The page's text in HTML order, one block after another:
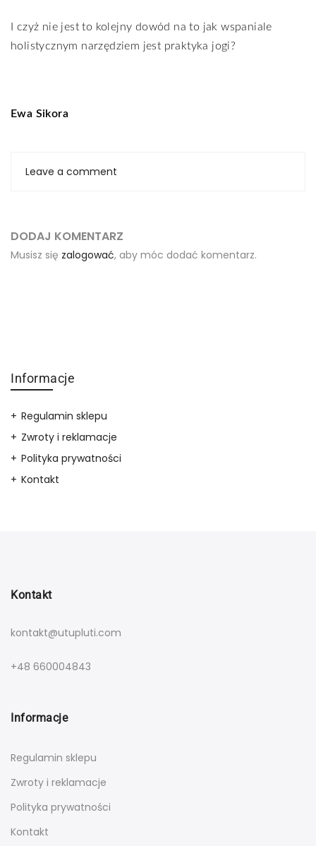
I czyż nie jest to kolejny dowód na to jak wspaniale
holistycznym narzędziem jest praktyka jogi?
Ewa Sikora
Leave a comment
DODAJ KOMENTARZ
Musisz się zalogować, aby móc dodać komentarz.
Informacje
Regulamin sklepu
Zwroty i reklamacje
Polityka prywatności
Kontakt
Kontakt
kontakt@utupluti.com
+48 660004843
Informacje
Regulamin sklepu
Zwroty i reklamacje
Polityka prywatności
Kontakt